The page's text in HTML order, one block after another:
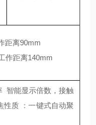
距离90mm
作距离140mm
智能显示倍数，接触
性质 ：一键式自动聚